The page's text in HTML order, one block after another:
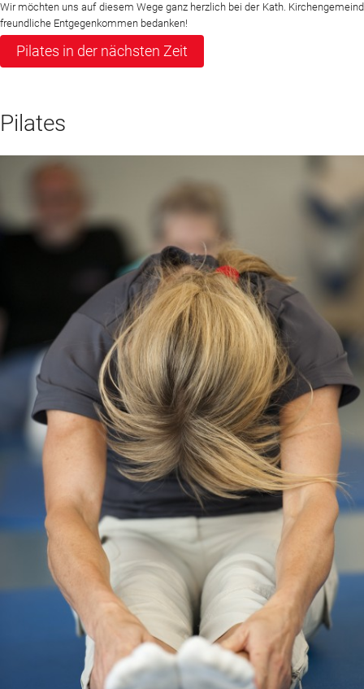
Wir möchten uns auf diesem Wege ganz herzlich bei der Kath.
freundliche Entgegenkommen bedanken!
Pilates in der nächsten Zeit
Pilates